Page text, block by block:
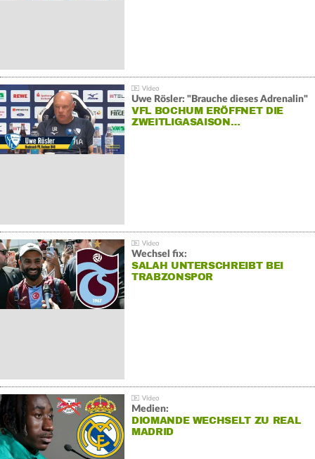
Uwe Rösler: "Brauche dieses Adrenalin"
VFL BOCHUM ERÖFFNET DIE
ZWEITLIGASAISON…
Wechsel fix:
SALAH UNTERSCHREIBT BEI
TRABZONSPOR
Medien:
DIOMANDE WECHSELT ZU REAL
MADRID